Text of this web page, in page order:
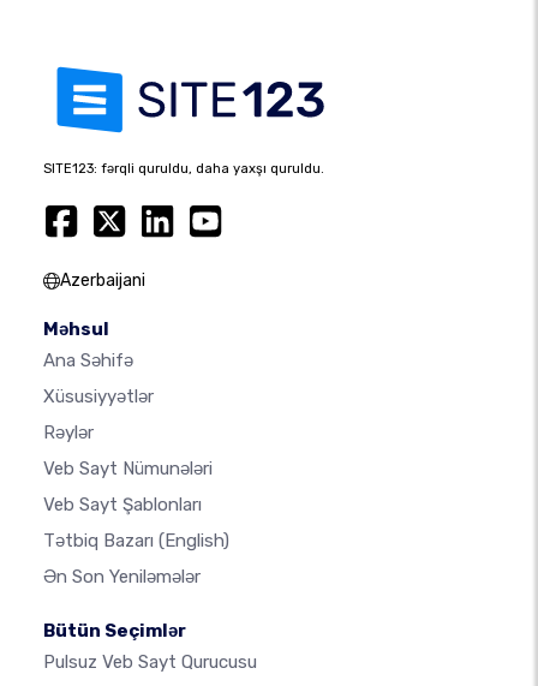
SITE123: fərqli quruldu, daha yaxşı quruldu.
Azerbaijani
Məhsul
Ana Səhifə
Xüsusiyyətlər
Rəylər
Veb Sayt Nümunələri
Veb Sayt Şablonları
Tətbiq Bazarı (English)
Ən Son Yeniləmələr
Bütün Seçimlər
Pulsuz Veb Sayt Qurucusu